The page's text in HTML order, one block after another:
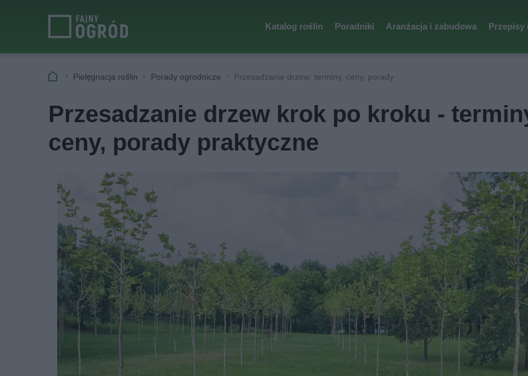
Katalog roślin Poradniki Aranżacja i zabudowa Przepisy
Pielęgnacja roślin Porady ogrodnicze Przesadzanie drzew: terminy, ceny, porady
Przesadzanie drzew krok po kroku -
ceny, porady praktyczne